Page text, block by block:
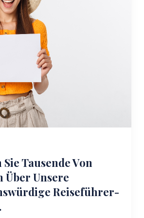
Tausende Von
Über Unsere
Reiseführer-